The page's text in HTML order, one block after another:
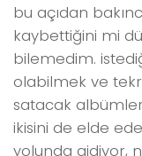
bu açıdan
kaybettiğini mi
bilemedim.
olabilmek ve
satacak
ikisini de elde
yolunda gidiyor,